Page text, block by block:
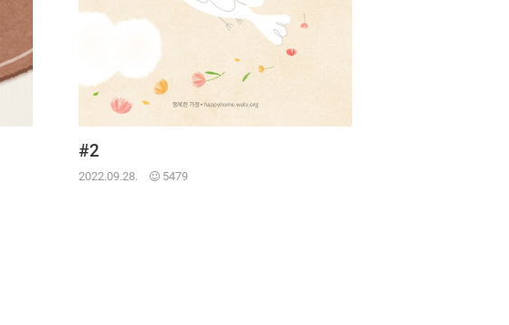
#2
2022.09.28. 5479